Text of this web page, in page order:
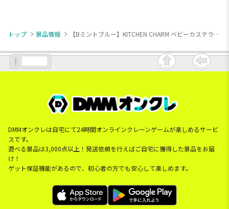
トップ 景品情報 【Bミントブルー】KITCHEN CHARM ベビーカステラメーカー4
DMMオンクレは自宅にて24時間オンラインクレーンゲームが楽しめるサービ
スです。
遊べる景品は3,000点以上！発送依頼を行えばご自宅に獲得した景品をお届
け！
ゲット保証機能があるので、初心者の方でも安心して楽しめます。